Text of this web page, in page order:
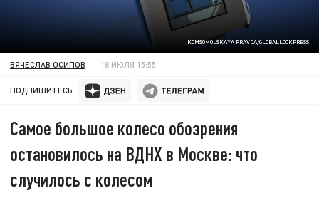
KOMSOMOLSKAYA PRAVDA/GLOBALLOOKPRESS
ВЯЧЕСЛАВ ОСИПОВ 18 ИЮЛЯ 15:55
ПОДПИШИТЕСЬ:
Самое большое колесо обозрения
остановилось на ВДНХ в Москве: что
случилось с колесом